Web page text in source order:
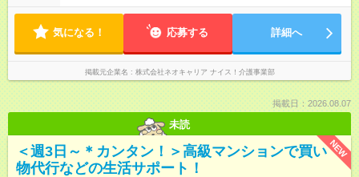
気になる！ 応募する 詳細へ
掲載元企業名 株式会社ネオキャリア ナイス！介護事業部
掲載日：2026.08.07
未読
NEW
＜週3日～＊カンタン！＞高級マンションで買い
物代行などの生活サポート！